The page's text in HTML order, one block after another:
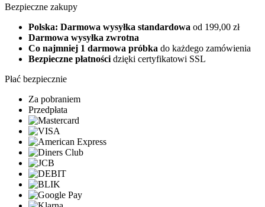
Bezpieczne zakupy
Polska: Darmowa wysyłka standardowa od 199,00 zł
Darmowa wysyłka zwrotna
Co najmniej 1 darmowa próbka do każdego zamówienia
Bezpieczne płatności dzięki certyfikatowi SSL
Płać bezpiecznie
Za pobraniem
Przedpłata